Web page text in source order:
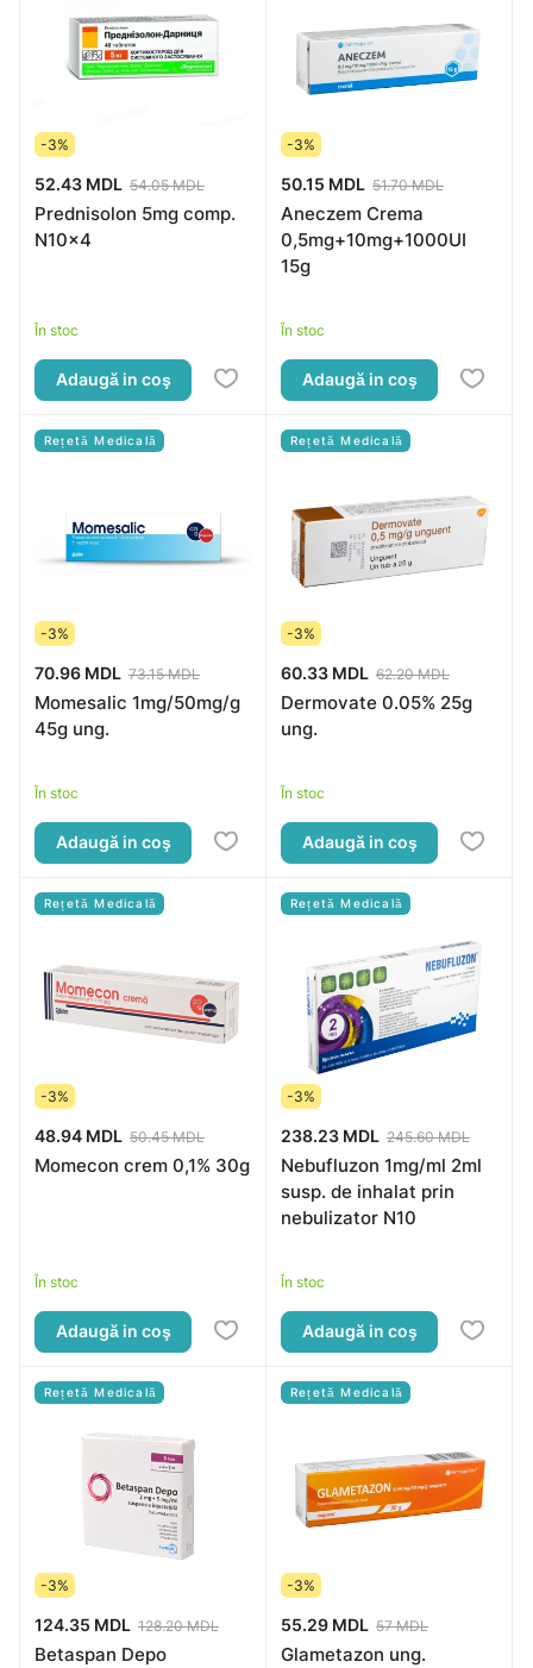
-3%
52.43 MDL 54.05 MDL
Prednisolon 5mg comp.
N10x4
În stoc
Adaugă in coş
-3%
50.15 MDL 51.70 MDL
Aneczem Crema
0,5mg+10mg+1000UI
15g
În stoc
Adaugă in coş
Rețetă Medicală
-3%
70.96 MDL 73.15 MDL
Momesalic 1mg/50mg/g
45g ung.
În stoc
Adaugă in coş
Rețetă Medicală
-3%
60.33 MDL 62.20 MDL
Dermovate 0.05% 25g
ung.
În stoc
Adaugă in coş
Rețetă Medicală
-3%
48.94 MDL 50.45 MDL
Momecon crem 0,1% 30g
În stoc
Adaugă in coş
Rețetă Medicală
-3%
238.23 MDL 245.60 MDL
Nebufluzon 1mg/ml 2ml
susp. de inhalat prin
nebulizator N10
În stoc
Adaugă in coş
Rețetă Medicală
-3%
124.35 MDL 128.20 MDL
Betaspan Depo
Rețetă Medicală
-3%
55.29 MDL 57 MDL
Glametazon ung.